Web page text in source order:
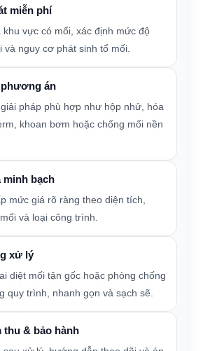
miễn phí
khu vực có mối, xác định mức độ
và nguy cơ phát sinh tổ mối.
án
pháp phù hợp như hộp nhử, hóa
khoan bơm hoặc chống mối nền
minh bạch
mức giá rõ ràng theo diện tích,
và loại công trình.
xử lý
diệt mối tận gốc hoặc phòng chống
quy trình, nhanh gọn và sạch sẽ.
thu & bảo hành